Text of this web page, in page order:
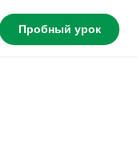
Пробный урок